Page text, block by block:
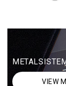
VIEW